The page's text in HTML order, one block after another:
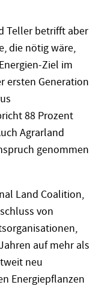
Teller betrifft aber
die nötig wäre,
Ziel im
ersten Generation
88 Prozent
Agrarland
genommen
Land Coalition,
von
auf mehr als
neu
Energiepflanzen